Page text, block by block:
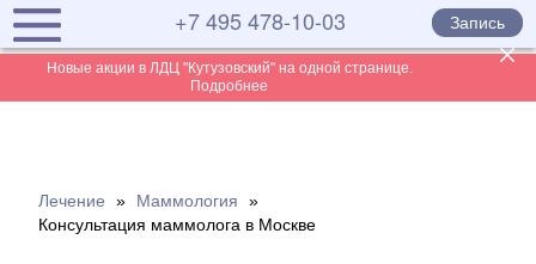
Новые акции в ЛДЦ "Кутузовский" на одной странице.
Подробнее
+7 495 478-10-03 Запись
Лечение » Маммология
»
Консультация маммолога в Москве